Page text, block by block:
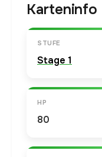
Karteninfo
STUFE
Stage 1
HP
80